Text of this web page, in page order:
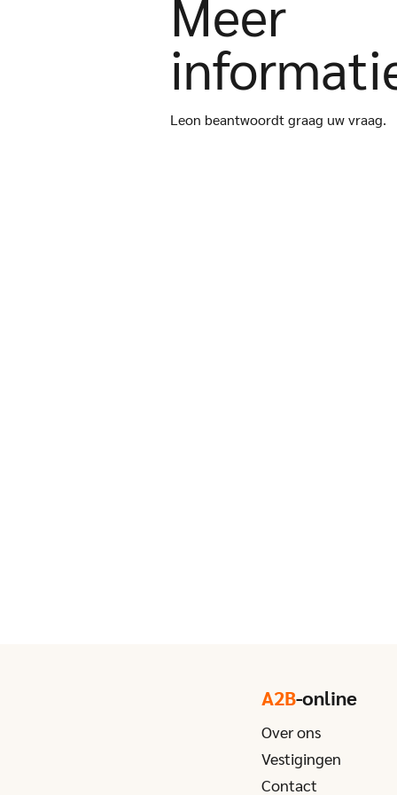
Meer
Leon beantwoordt graag uw vraag.
A2B-online
Over ons
Vestigingen
Contact